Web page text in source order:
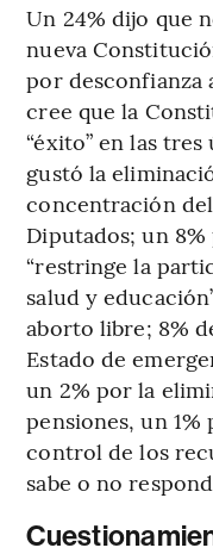
Un 24% dijo que
nueva
por desconfianza
cree que la
“éxito” en las
gustó la
concentración
Diputados; un
“restringe la
salud y
aborto libre; 8%
Estado de
un 2% por la
pensiones, un
control de los
sabe o no